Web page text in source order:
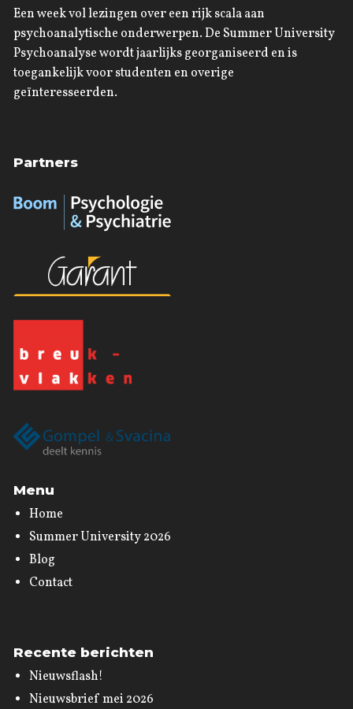
Een week vol lezingen over een rijk scala aan
psychoanalytische onderwerpen. De Summer University
Psychoanalyse wordt jaarlijks georganiseerd en is
toegankelijk voor studenten en overige
geïnteresseerden.
Partners
Menu
Home
Summer University 2026
Blog
Contact
Recente berichten
Nieuwsflash!
Nieuwsbrief mei 2026